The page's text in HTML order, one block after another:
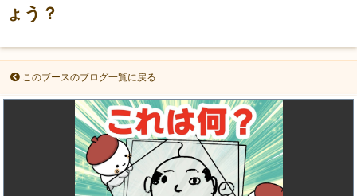
ょう？
このブースのブログ一覧に戻る